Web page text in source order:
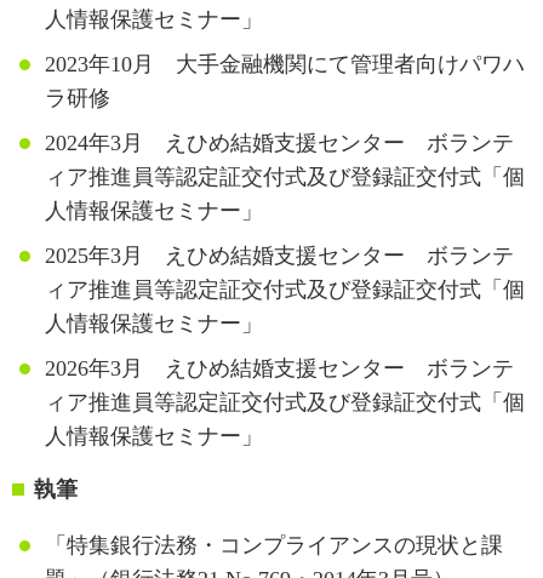
人情報保護セミナー」
2023年10月 大手金融機関にて管理者向けパワハ
ラ研修
2024年3月 えひめ結婚支援センター ボランテ
ィア推進員等認定証交付式及び登録証交付式「個
人情報保護セミナー」
2025年3月 えひめ結婚支援センター ボランテ
ィア推進員等認定証交付式及び登録証交付式「個
人情報保護セミナー」
2026年3月 えひめ結婚支援センター ボランテ
ィア推進員等認定証交付式及び登録証交付式「個
人情報保護セミナー」
執筆
「特集銀行法務・コンプライアンスの現状と課